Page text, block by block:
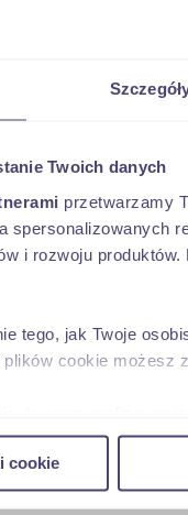
Twoich danych
przetwarzamy
spersonalizowanych
i rozwoju
tego, jak Twoje
plików cookie możesz
o tym, jak
Partnerzy mogą
z ich usług.
cookie